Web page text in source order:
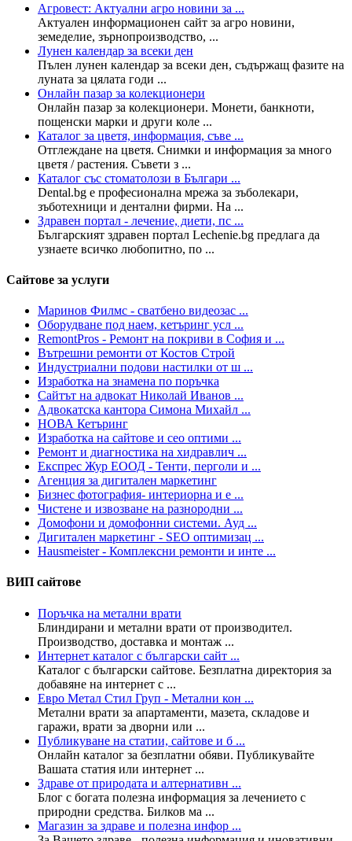
Агровест: Актуални агро новини за ...
Актуален информационен сайт за агро новини,
земеделие, зърнопроизводство, ...
Лунен календар за всеки ден
Пълен лунен календар за всеки ден, съдържащ фазите на
луната за цялата годи ...
Онлайн пазар за колекционери
Онлайн пазар за колекционери. Монети, банкноти,
пощенски марки и други коле ...
Каталог за цветя, информация, съве ...
Отглеждане на цветя. Снимки и информация за много
цветя / растения. Съвети з ...
Каталог със стоматолози в Българи ...
Dental.bg е професионална мрежа за зъболекари,
зъботехници и дентални фирми. На ...
Здравен портал - лечение, диети, пс ...
Българският здравен портал Lechenie.bg предлага да
узнаете всичко любопитно, по ...
Сайтове за услуги
Маринов Филмс - сватбено видеозас ...
Оборудване под наем, кетъринг усл ...
RemontPros - Ремонт на покриви в София и ...
Вътрешни ремонти от Костов Строй
Индустриални подови настилки от ш ...
Изработка на знамена по поръчка
Сайтът на адвокат Николай Иванов ...
Адвокатска кантора Симона Михайл ...
НОВА Кетъринг
Изработка на сайтове и сео оптими ...
Ремонт и диагностика на хидравлич ...
Експрес Жур ЕООД - Тенти, перголи и ...
Агенция за дигитален маркетинг
Бизнес фотография- интериорна и е ...
Чистене и извозване на разнородни ...
Домофони и домофонни системи. Ауд ...
Дигитален маркетинг - SEO оптимизац ...
Hausmeister - Комплексни ремонти и инте ...
ВИП сайтове
Поръчка на метални врати
Блиндирани и метални врати от производител.
Производство, доставка и монтаж ...
Интернет каталог с български сайт ...
Каталог с български сайтове. Безплатна директория за
добавяне на интернет с ...
Евро Метал Стил Груп - Метални кон ...
Метални врати за апартаменти, мазета, складове и
гаражи, врати за дворни или ...
Публикуване на статии, сайтове и б ...
Онлайн каталог за безплатни обяви. Публикувайте
Вашата статия или интернет ...
Здраве от природата и алтернативн ...
Блог с богата полезна информация за лечението с
природни средства. Билков ма ...
Магазин за здраве и полезна инфор ...